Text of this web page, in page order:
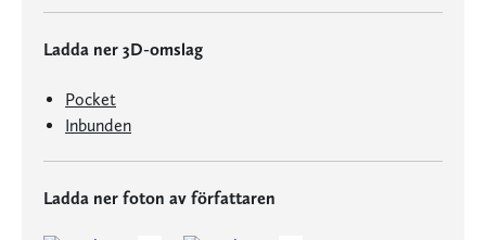
Ladda ner 3D-omslag
Pocket
Inbunden
Ladda ner foton av författaren